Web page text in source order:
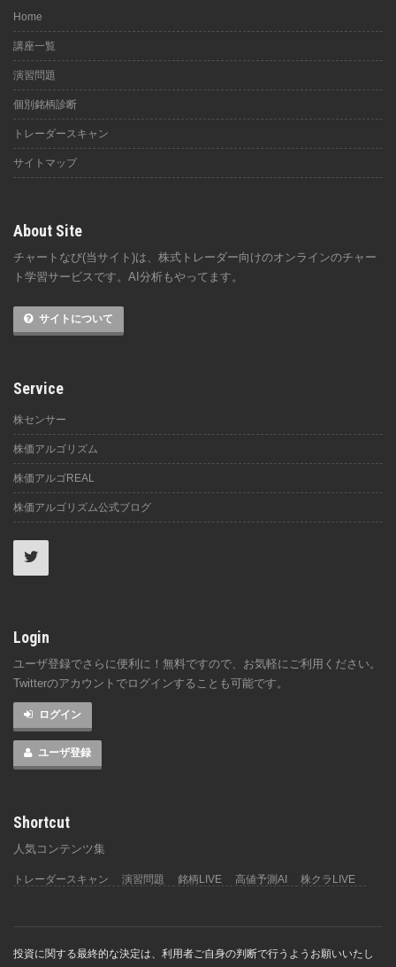
Home
講座一覧
演習問題
個別銘柄診断
トレーダースキャン
サイトマップ
About Site
チャートなび(当サイト)は、株式トレーダー向けのオンラインのチャー
ト学習サービスです。AI分析もやってます。
サイトについて
Service
株センサー
株価アルゴリズム
株価アルゴREAL
株価アルゴリズム公式ブログ
Login
ユーザ登録でさらに便利に！無料ですので、お気軽にご利用ください。
Twitterのアカウントでログインすることも可能です。
ログイン
ユーザ登録
Shortcut
人気コンテンツ集
トレーダースキャン 演習問題 銘柄LIVE 高値予測AI 株クラLIVE
投資に関する最終的な決定は、利用者ご自身の判断で行うようお願いいたし